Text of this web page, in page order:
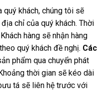
quý khách, chúng tôi sẽ
chỉ của quý khách. Thời
Khách hàng sẽ nhận hàng
quý khách đề nghị. Các
phẩm qua chuyển phát
thời gian sẽ kéo dài
tá sẽ liên hệ trước với